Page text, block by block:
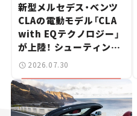
新型メルセデス・ベンツ
CLAの電動モデル「CLA
with EQテクノロジー」
が上陸！ シューティング
ブレークも発売【新車ニ
2026.07.30